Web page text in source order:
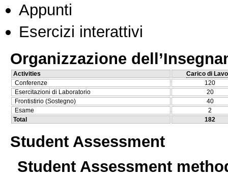
Appunti
Esercizi interattivi
Organizzazione
Activities
Carico di
Conferenze
120
Esercitazioni di Laboratorio
20
Frontistirio (Sostegno)
40
Esame
2
Total
182
Student Assessment
Student Assessment